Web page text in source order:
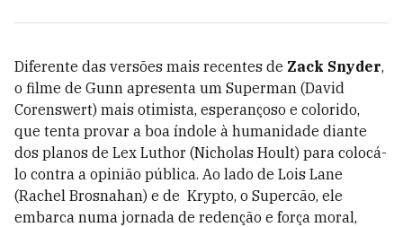
Diferente das versões mais recentes de Zack Snyder,
o filme de Gunn apresenta um Superman (David
Corenswert) mais otimista, esperançoso e colorido,
que tenta provar a boa índole à humanidade diante
dos planos de Lex Luthor (Nicholas Hoult) para colocá-
lo contra a opinião pública. Ao lado de Lois Lane
(Rachel Brosnahan) e de Krypto, o Supercão, ele
embarca numa jornada de redenção e força moral,